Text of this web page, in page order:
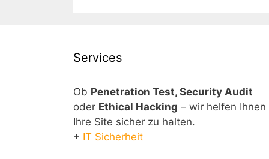
Services
Ob Penetration Test, Security Audit
oder Ethical Hacking – wir helfen Ihnen
Ihre Site sicher zu halten.
+ IT Sicherheit